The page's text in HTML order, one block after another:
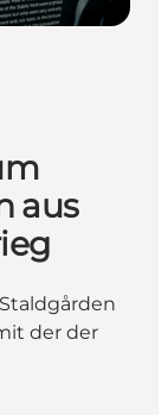
aus
der der
Kolding,
Kolding,